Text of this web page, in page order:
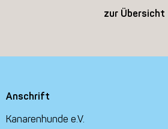
zur Übersicht
Anschrift
Kanarenhunde e.V.